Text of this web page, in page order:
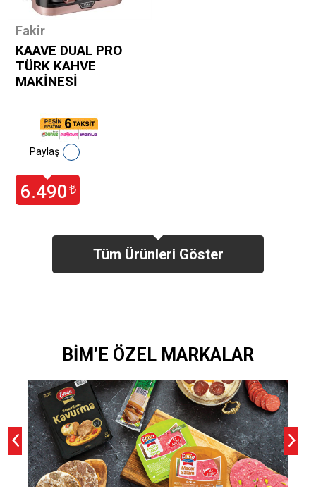
Fakir
KAAVE DUAL PRO
TÜRK KAHVE
MAKİNESİ
6.490 ₺
Paylaş
Tüm Ürünleri Göster
BİM’E ÖZEL MARKALAR